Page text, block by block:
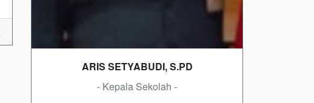
ARIS SETYABUDI, S.PD
- Kepala Sekolah -